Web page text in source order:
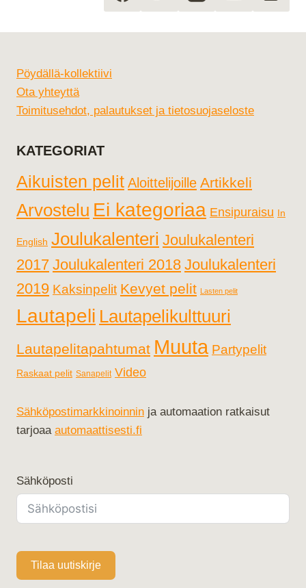
Pöydällä-kollektiivi
Ota yhteyttä
Toimitusehdot, palautukset ja tietosuojaseloste
KATEGORIAT
Aikuisten pelit Aloittelijoille Artikkeli
Arvostelu Ei kategoriaa Ensipuraisu In
English Joulukalenteri Joulukalenteri
2017 Joulukalenteri 2018 Joulukalenteri
2019 Kaksinpelit Kevyet pelit Lasten pelit
Lautapeli Lautapelikulttuuri
Lautapelitapahtumat Muuta Partypelit
Raskaat pelit Sanapelit Video
Sähköpostimarkkinoinnin ja automaation ratkaisut
tarjoaa automaattisesti.fi
Sähköposti
Tilaa uutiskirje